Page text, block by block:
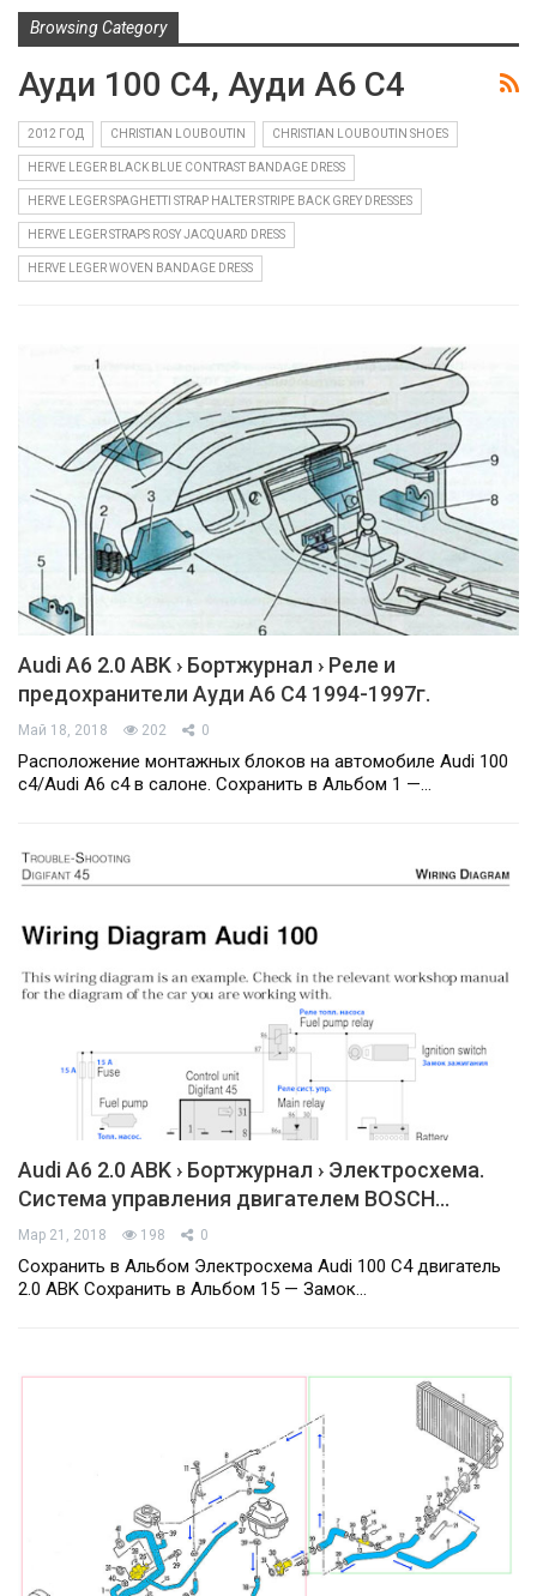
Browsing Category
Ауди 100 C4, Ауди A6 C4
2012 ГОД CHRISTIAN LOUBOUTIN CHRISTIAN LOUBOUTIN SHOES
HERVE LEGER BLACK BLUE CONTRAST BANDAGE DRESS
HERVE LEGER SPAGHETTI STRAP HALTER STRIPE BACK GREY DRESSES
HERVE LEGER STRAPS ROSY JACQUARD DRESS
HERVE LEGER WOVEN BANDAGE DRESS
Audi A6 2.0 ABK › Бортжурнал › Реле и
предохранители Ауди А6 С4 1994-1997г.
Май 18, 2018 202 0
Расположение монтажных блоков на автомобиле Audi 100
c4/Audi А6 c4 в салоне. Сохранить в Альбом 1 —…
Audi A6 2.0 ABK › Бортжурнал › Электросхема.
Система управления двигателем BOSCH…
Мар 21, 2018 198 0
Сохранить в Альбом Электросхема Audi 100 C4 двигатель
2.0 ABK Сохранить в Альбом 15 — Замок…